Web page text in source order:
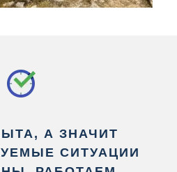
А ЗНАЧИТ
СИТУАЦИИ